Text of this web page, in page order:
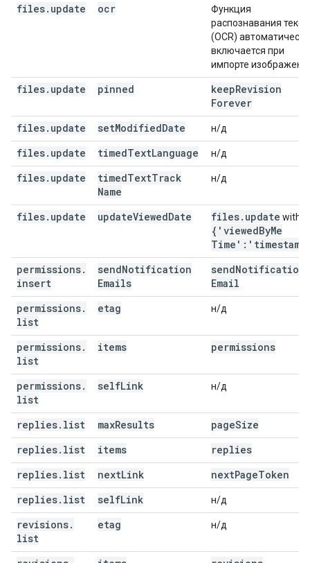
files. update ocr
Функция
распознавания
(OCR) автоматически
включается при
импорте
files. update pinned keepRevision
Forever
files. update setModifiedDate н/д
files. update timedTextLanguage н/д
files. update timedTextTrack
Name
н/д
files. update updateViewedDate files. update with
{'viewedByMe
permissions.
insert
sendNotification
Emails
sendNotification
Email
permissions.
list
etag н/д
permissions.
list
items permissions
permissions.
list
selfLink н/д
replies. list maxResults pageSize
replies. list items
replies
replies. list nextLink nextPageToken
replies. list selfLink н/д
revisions.
list
etag н/д